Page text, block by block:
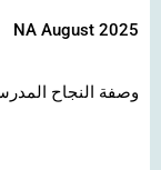
NA August 2025
وصفة النجاح